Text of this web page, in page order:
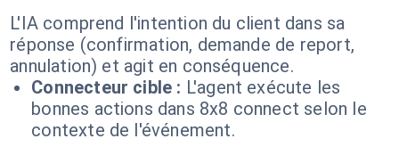
L'IA comprend l'intention du client dans sa
réponse (confirmation, demande de report,
annulation) et agit en conséquence.
Connecteur cible : L'agent exécute les
bonnes actions dans 8x8 connect selon le
contexte de l'événement.